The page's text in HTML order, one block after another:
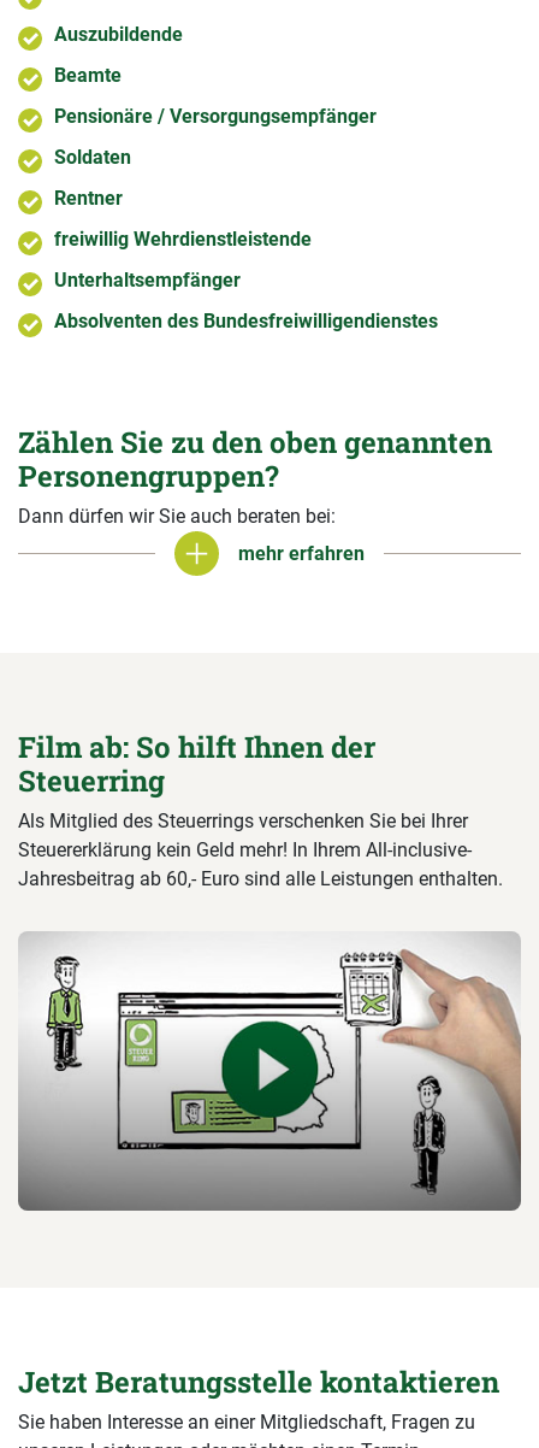
Auszubildende
Beamte
Pensionäre / Versorgungsempfänger
Soldaten
Rentner
freiwillig Wehrdienstleistende
Unterhaltsempfänger
Absolventen des Bundesfreiwilligendienstes
Zählen Sie zu den oben genannten
Personengruppen?
Dann dürfen wir Sie auch beraten bei:
mehr erfahren
mehr erfahren
Film ab: So hilft Ihnen der
Steuerring
Als Mitglied des Steuerrings verschenken Sie bei Ihrer
Steuererklärung kein Geld mehr! In Ihrem All-inclusive-
Jahresbeitrag ab 60,- Euro sind alle Leistungen enthalten.
Jetzt Beratungsstelle kontaktieren
Sie haben Interesse an einer Mitgliedschaft, Fragen zu